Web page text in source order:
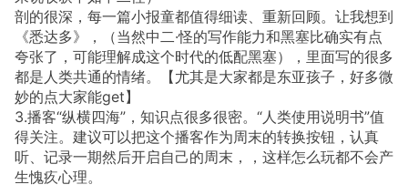
剖的很深，每一篇小报童都值得细读、重新回顾。让我想到
《悉达多》，（当然中二·怪的写作能力和黑塞比确实有点
夸张了，可能理解成这个时代的低配黑塞），里面写的很多
都是人类共通的情绪。【尤其是大家都是东亚孩子，好多微
妙的点大家能get】
3.播客“纵横四海”，知识点很多很密。“人类使用说明书”值
得关注。建议可以把这个播客作为周末的转换按钮，认真
听、记录一期然后开启自己的周末，，这样怎么玩都不会产
生愧疚心理。